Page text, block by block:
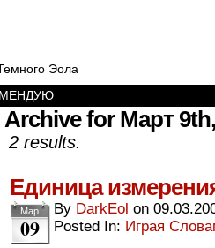
Эола
Archive for Март
2 results.
Единица
Мар
09
By DarkEol on
Posted In: Играя